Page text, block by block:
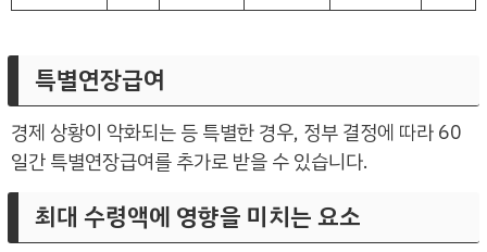
특별연장급여
경제 상황이 악화되는 등 특별한 경우, 정부 결정에 따라 60
일간 특별연장급여를 추가로 받을 수 있습니다.
최대 수령액에 영향을 미치는 요소